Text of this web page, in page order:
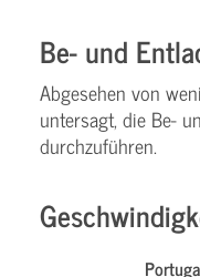
Be- und
Abgesehen von
untersagt, die Be-
durchzuführen.